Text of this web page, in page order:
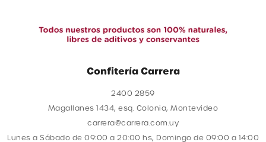
Confitería Carrera
2400 2859
Magallanes 1434, esq. Colonia, Montevideo
carrera@carrera.com.uy
Lunes a Sábado de 09:00 a 20:00 hs, Domingo de 09:00 a 14:00